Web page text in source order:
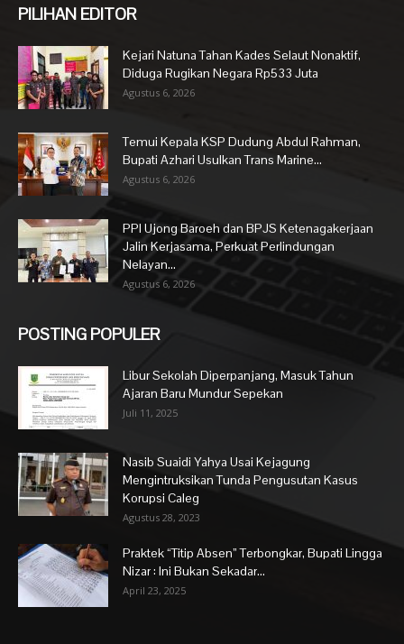
PILIHAN EDITOR
Kejari Natuna Tahan Kades Selaut Nonaktif,
Diduga Rugikan Negara Rp533 Juta
Agustus 6, 2026
Temui Kepala KSP Dudung Abdul Rahman,
Bupati Azhari Usulkan Trans Marine...
Agustus 6, 2026
PPI Ujong Baroeh dan BPJS Ketenagakerjaan
Jalin Kerjasama, Perkuat Perlindungan
Nelayan...
Agustus 6, 2026
POSTING POPULER
Libur Sekolah Diperpanjang, Masuk Tahun
Ajaran Baru Mundur Sepekan
Juli 11, 2025
Nasib Suaidi Yahya Usai Kejagung
Mengintruksikan Tunda Pengusutan Kasus
Korupsi Caleg
Agustus 28, 2023
Praktek “Titip Absen” Terbongkar, Bupati Lingga
Nizar : Ini Bukan Sekadar...
April 23, 2025